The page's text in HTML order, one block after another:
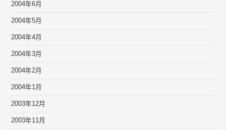
2004年6月
2004年5月
2004年4月
2004年3月
2004年2月
2004年1月
2003年12月
2003年11月